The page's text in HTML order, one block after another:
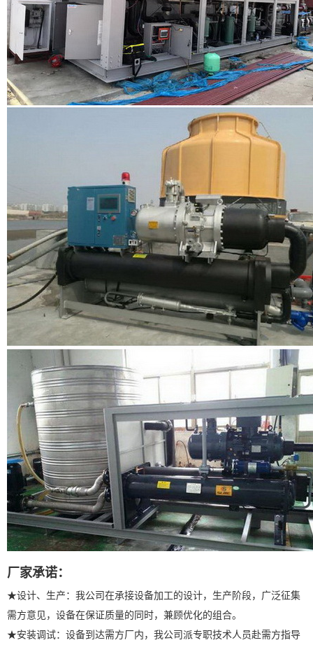
厂家承诺：
★设计、生产：我公司在承接设备加工的设计，生产阶段，广泛征集
需方意见，设备在保证质量的同时，兼顾优化的组合。
★安装调试：设备到达需方厂内，我公司派专职技术人员赴需方指导